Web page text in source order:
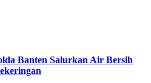
Banten Salurkan Air Bersih